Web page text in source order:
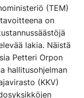
(TEM)
on
lakia. Näistä
Petteri Orpon
hallitusohjelman
(KKV)